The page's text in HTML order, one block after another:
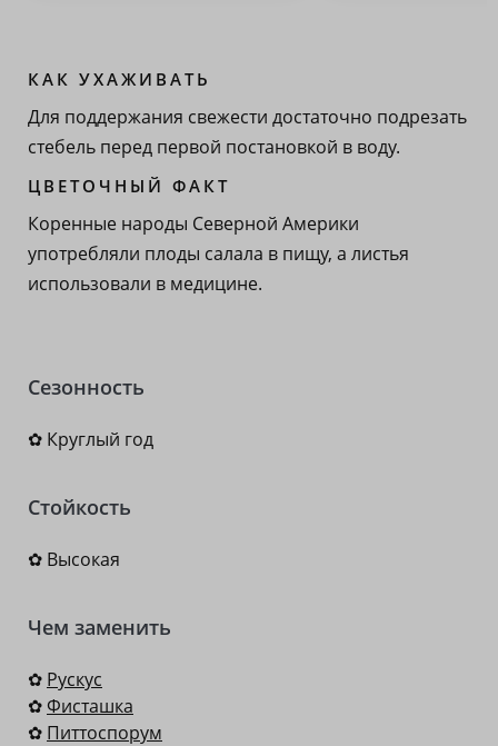
КАК УХАЖИВАТЬ
Для поддержания свежести достаточно подрезать
стебель перед первой постановкой в воду.
ЦВЕТОЧНЫЙ ФАКТ
Коренные народы Северной Америки
употребляли плоды салала в пищу, а листья
использовали в медицине.
Сезонность
✿ Круглый год
Стойкость
✿ Высокая
Чем заменить
✿ Рускус
✿Фисташка
✿ Питтоспорум